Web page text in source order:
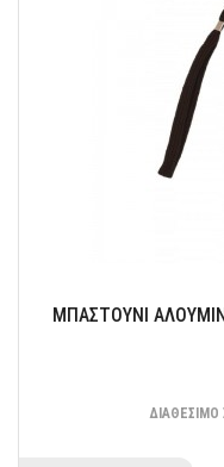
ΜΠΑΣΤΟΥΝΙ
Κατασκευασμένο